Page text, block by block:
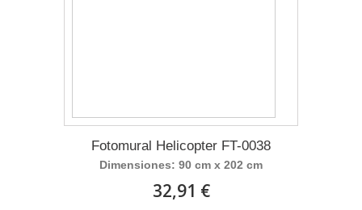
Fotomural Helicopter FT-0038
Dimensiones: 90 cm x 202 cm
32,91 €